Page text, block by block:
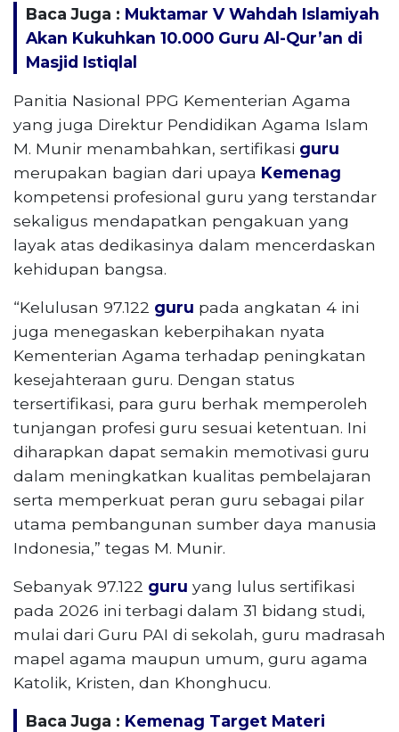
Baca Juga : Muktamar V Wahdah Islamiyah
Akan Kukuhkan 10.000 Guru Al-Qur’an di
Masjid Istiqlal
Panitia Nasional PPG Kementerian Agama
yang juga Direktur Pendidikan Agama Islam
M. Munir menambahkan, sertifikasi guru
merupakan bagian dari upaya Kemenag
kompetensi profesional guru yang terstandar
sekaligus mendapatkan pengakuan yang
layak atas dedikasinya dalam mencerdaskan
kehidupan bangsa.
“Kelulusan 97.122 guru pada angkatan 4 ini
juga menegaskan keberpihakan nyata
Kementerian Agama terhadap peningkatan
kesejahteraan guru. Dengan status
tersertifikasi, para guru berhak memperoleh
tunjangan profesi guru sesuai ketentuan. Ini
diharapkan dapat semakin memotivasi guru
dalam meningkatkan kualitas pembelajaran
serta memperkuat peran guru sebagai pilar
utama pembangunan sumber daya manusia
Indonesia,” tegas M. Munir.
Sebanyak 97.122 guru yang lulus sertifikasi
pada 2026 ini terbagi dalam 31 bidang studi,
mulai dari Guru PAI di sekolah, guru madrasah
mapel agama maupun umum, guru agama
Katolik, Kristen, dan Khonghucu.
Baca Juga : Kemenag Target Materi